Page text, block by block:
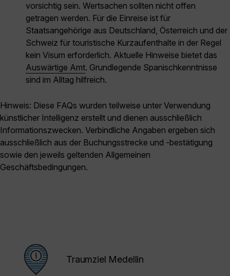
vorsichtig sein. Wertsachen sollten nicht offen
getragen werden. Für die Einreise ist für
Staatsangehörige aus Deutschland, Österreich und der
Schweiz für touristische Kurzaufenthalte in der Regel
kein Visum erforderlich. Aktuelle Hinweise bietet das
Auswärtige Amt. Grundlegende Spanischkenntnisse
sind im Alltag hilfreich.
Hinweis: Diese FAQs wurden teilweise unter Verwendung
künstlicher Intelligenz erstellt und dienen ausschließlich
Informationszwecken. Verbindliche Angaben ergeben sich
ausschließlich aus der Buchungsstrecke und -bestätigung
sowie den jeweils geltenden Allgemeinen
Geschäftsbedingungen.
Traumziel Medellin